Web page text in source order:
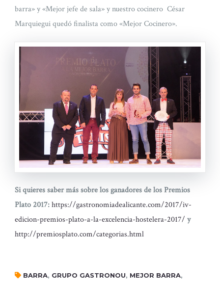
barra» y «Mejor jefe de sala» y nuestro cocinero César
Marquiegui quedó finalista como «Mejor Cocinero».
Si quieres saber más sobre los ganadores de los Premios
Plato 2017:https://gastronomiadealicante.com/2017/iv-
edicion-premios-plato-a-la-excelencia-hostelera-2017/ y
http://premiosplato.com/categorias.html
BARRA, GRUPO GASTRONOU, MEJOR BARRA,